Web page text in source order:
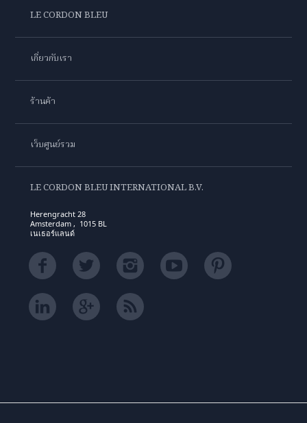
LE CORDON BLEU
เกี่ยวกับเรา
ร้านค้า
เว็บศูนย์รวม
LE CORDON BLEU INTERNATIONAL B.V.
Herengracht 28
Amsterdam , 1015 BL
เนเธอร์แลนด์